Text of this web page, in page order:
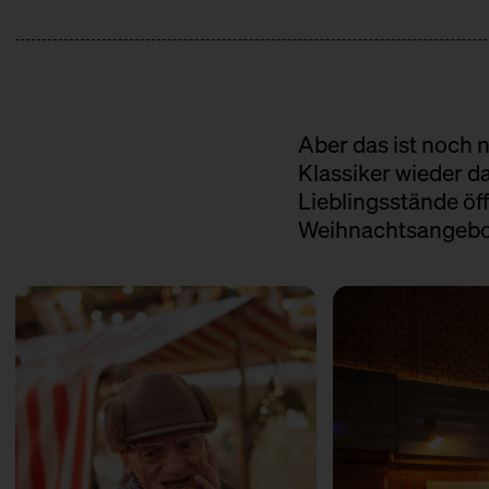
Aber das ist noch
Klassiker wieder
Lieblingsstände